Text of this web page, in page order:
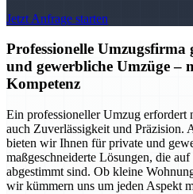
Jetzt Anfrage starten
Professionelle
und gewerbliche Umzüge –
Kompetenz
Ein professioneller Umzug erfordert
auch Zuverlässigkeit und Präzision.
bieten wir Ihnen für private und
maßgeschneiderte Lösungen, die
abgestimmt sind. Ob kleine
wir kümmern uns um jeden Aspekt